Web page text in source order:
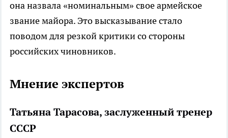
она назвала «номинальным» свое армейское
звание майора. Это высказывание стало
поводом для резкой критики со стороны
российских чиновников.
Мнение экспертов
Татьяна Тарасова, заслуженный тренер
СССР